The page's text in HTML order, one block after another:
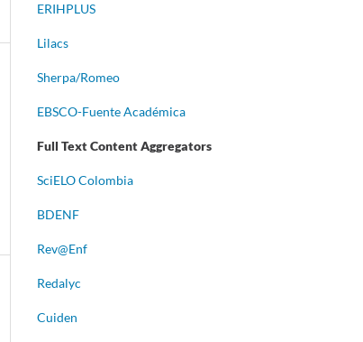
ERIHPLUS
Lilacs
Sherpa/Romeo
EBSCO-Fuente Académica
Full Text Content Aggregators
SciELO Colombia
BDENF
Rev@Enf
Redalyc
Cuiden